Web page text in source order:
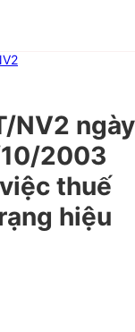
NV2 ngày
2003
thuế
hiệu